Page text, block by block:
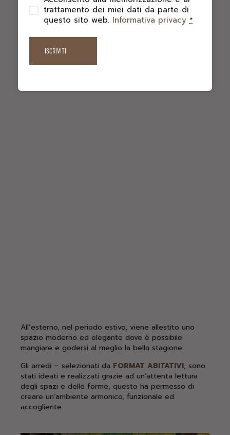
All’esterno, nel periodo estivo, viene allestito uno
spazio moderno ed elegante dove è possibile
mangiare e godersi al meglio la bella stagione.
Gli arredi – selezionati da FORMAT ABITATIVI, sono
stati ideati e realizzati grazie ad un’attenta lettura
degli spazi e delle forme, questo ha permesso di
creare un’ambiente armonico, funzionale ed
accogliente.
trattamento dei miei dati da parte di
questo sito web. Informativa privacy *